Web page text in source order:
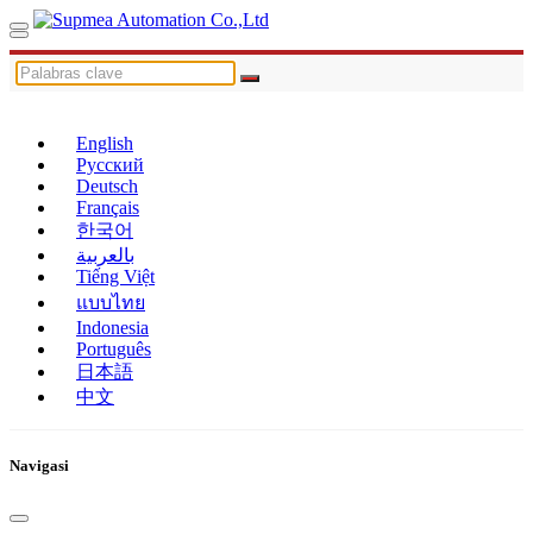
English
Русский
Deutsch
Français
한국어
بالعربية
Tiếng Việt
แบบไทย
Indonesia
Português
日本語
中文
Navigasi